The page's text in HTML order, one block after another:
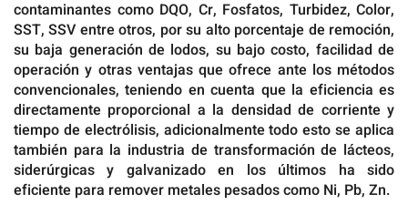
contaminantes como DQO, Cr, Fosfatos, Turbidez, Color,
SST, SSV entre otros, por su alto porcentaje de remoción,
su baja generación de lodos, su bajo costo, facilidad de
operación y otras ventajas que ofrece ante los métodos
convencionales, teniendo en cuenta que la eficiencia es
directamente proporcional a la densidad de corriente y
tiempo de electrólisis, adicionalmente todo esto se aplica
también para la industria de transformación de lácteos,
siderúrgicas y galvanizado en los últimos ha sido
eficiente para remover metales pesados como Ni, Pb, Zn.